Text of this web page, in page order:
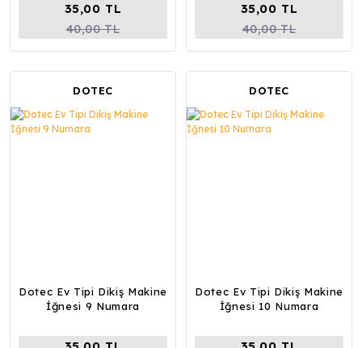
35,00 TL
40,00 TL
35,00 TL
40,00 TL
DOTEC
Dotec Ev Tipi Dikiş Makine
İğnesi 9 Numara
DOTEC
Dotec Ev Tipi Dikiş Makine
İğnesi 10 Numara